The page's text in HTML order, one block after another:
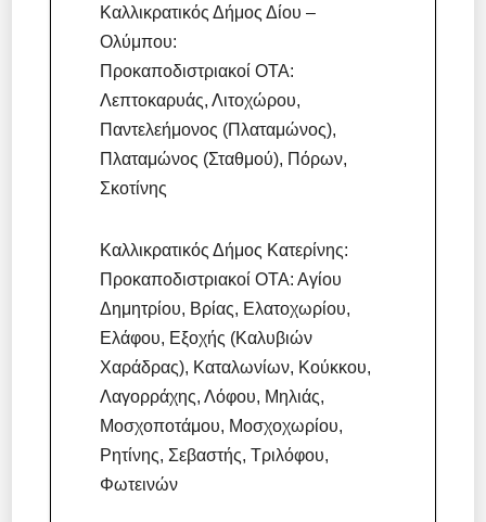
Καλλικρατικός Δήμος Δίου –
Ολύμπου:
Προκαποδιστριακοί ΟΤΑ:
Λεπτοκαρυάς, Λιτοχώρου,
Παντελεήμονος (Πλαταμώνος),
Πλαταμώνος (Σταθμού), Πόρων,
Σκοτίνης
Καλλικρατικός Δήμος Κατερίνης:
Προκαποδιστριακοί ΟΤΑ: Αγίου
Δημητρίου, Βρίας, Ελατοχωρίου,
Ελάφου, Εξοχής (Καλυβιών
Χαράδρας), Καταλωνίων, Κούκκου,
Λαγορράχης, Λόφου, Μηλιάς,
Μοσχοποτάμου, Μοσχοχωρίου,
Ρητίνης, Σεβαστής, Τριλόφου,
Φωτεινών